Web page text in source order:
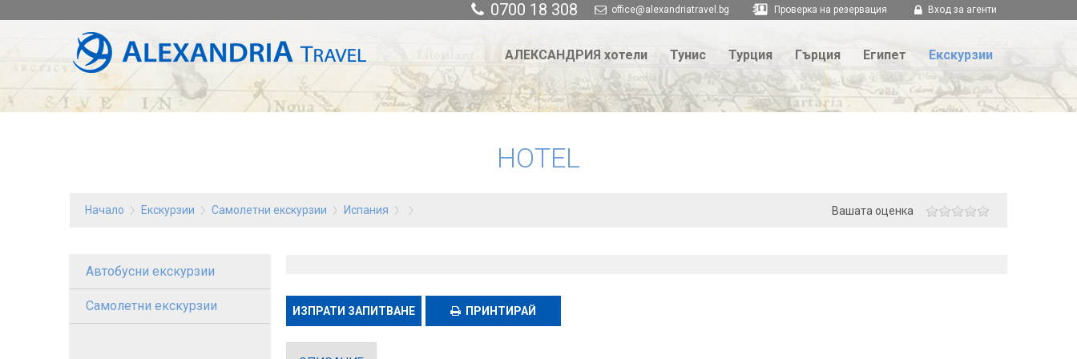
0700 18 308 office@alexandriatravel.bg Проверка на резервация Вход за агенти
АЛЕКСАНДРИЯ хотели Тунис Турция Гърция Египет Екскурзии
HOTEL
Начало Екскурзии Самолетни екскурзии Испания Вашата оценка
Автобусни екскурзии
Самолетни екскурзии ИЗПРАТИ ЗАПИТВАНЕ ПРИНТИРАЙ